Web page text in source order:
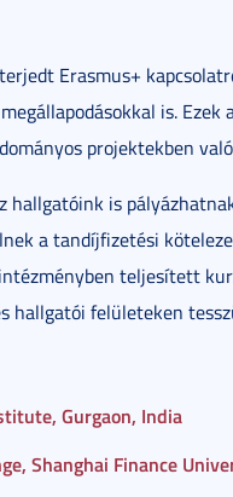
Erasmus+
is.
projektekben
is
a tandíjfizetési
teljesített
hallgatói felületeken
Gurgaon, India
Shanghai Finance